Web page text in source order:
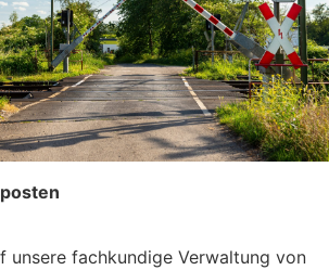
unsere fachkundige Verwaltung von